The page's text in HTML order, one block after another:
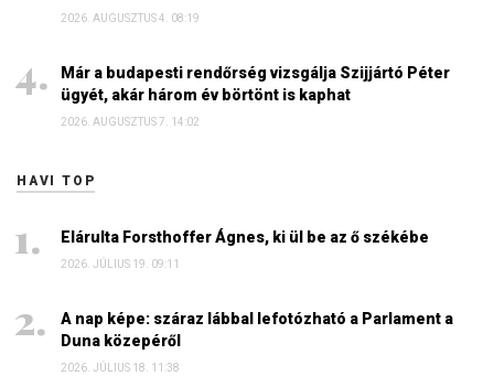
2026. AUGUSZTUS 4. 08:19
Már a budapesti rendőrség vizsgálja Szijjártó Péter
ügyét, akár három év börtönt is kaphat
2026. AUGUSZTUS 7. 14:02
HAVI TOP
Elárulta Forsthoffer Ágnes, ki ül be az ő székébe
2026. JÚLIUS 19. 09:11
A nap képe: száraz lábbal lefotózható a Parlament a
Duna közepéről
2026. JÚLIUS 18. 11:38